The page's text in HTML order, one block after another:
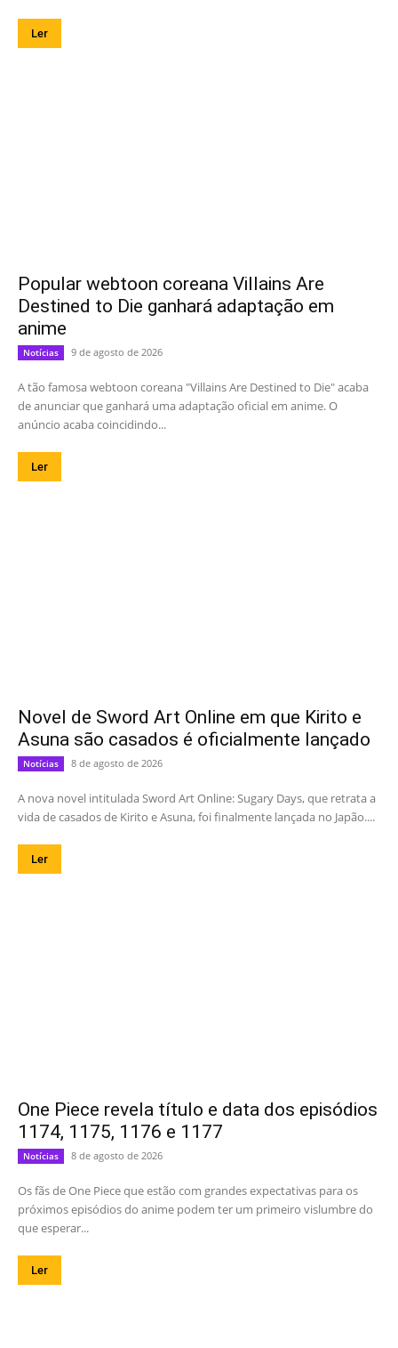
Ler
Popular webtoon coreana Villains Are
Destined to Die ganhará adaptação em
anime
Notícias 9 de agosto de 2026
A tão famosa webtoon coreana "Villains Are Destined to Die" acaba
de anunciar que ganhará uma adaptação oficial em anime. O
anúncio acaba coincidindo...
Ler
Novel de Sword Art Online em que Kirito e
Asuna são casados é oficialmente lançado
Notícias 8 de agosto de 2026
A nova novel intitulada Sword Art Online: Sugary Days, que retrata a
vida de casados de Kirito e Asuna, foi finalmente lançada no Japão....
Ler
One Piece revela título e data dos episódios
1174, 1175, 1176 e 1177
Notícias 8 de agosto de 2026
Os fãs de One Piece que estão com grandes expectativas para os
próximos episódios do anime podem ter um primeiro vislumbre do
que esperar...
Ler